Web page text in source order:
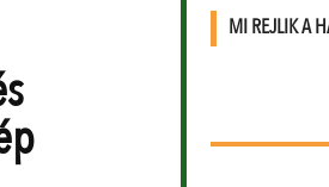
MI REJLIK A